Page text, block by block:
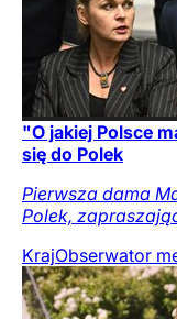
"O jakiej Polsce
się do Polek
Pierwsza dama
Polek,
KrajObserwator